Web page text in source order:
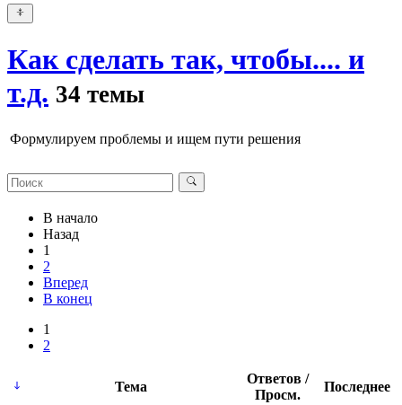
Как сделать так, чтобы.... и
т.д. 34 темы
Формулируем проблемы и ищем пути решения
В начало
Назад
1
2
Вперед
В конец
1
2
Тема
Ответов /
Просм.
Последнее